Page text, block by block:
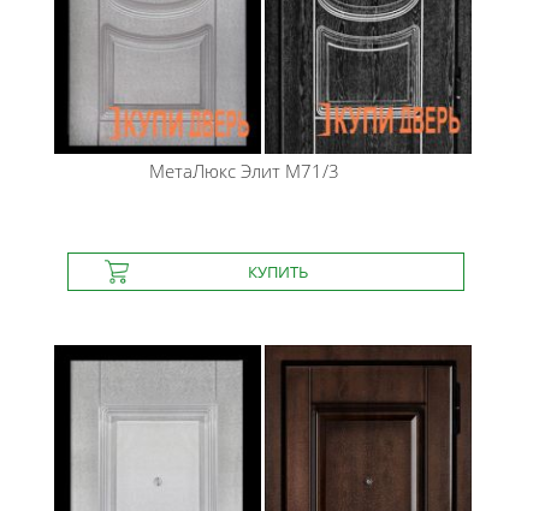
МетаЛюксЭлит М71/3